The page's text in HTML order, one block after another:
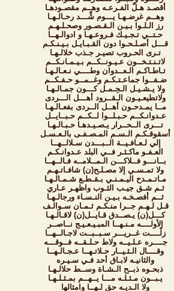
أقصـد هـلّ الفـرعـه وهــم مقصـودهـا
وهــم غرضـهـا يـــوم شِّـــد رحـالـهـا
رز الـلـوا بـيـن الـقـصـور وصحـلـهـم
حـتــي تـجـيـك فـروعـهـا و ادوالـهــا
قـــل أصـلـحـوا دون القـبـايـل بـيـنـكـم
تـرى الحـروب تصيـر جـذب خلالـهـا
لاتـنـتـخــون عـيـونــكــم بـيـمـانـكــم
تـاطـاكـم الـعــدوان وطــــي نـعـالـهـا
ضـفــوا جماعـتـكـم وغــمــو حـفـكــم
ولا يـشـيـل الـحِـمـل كـــون جمـالـهـا
ولاتطيعـيـون الـقــرود أهـــل الـــردى
مــا يمـدحـون أهــل الــردى بفعـالـهـا
عـدوانـكــم حـبـلــوا لــكــم حـبــايــل
تـــرى الــحــرار يـصـيـدهـا حـبـالـهـا
أسقوقـكـم الـسـم المـصـفـى بالـعـسـل
إلي لـعـافـيــة الــبـــدن سـلالــهــا
العـفـو ماكـثـر فــي البلد عـدوانـكـم
بــانـــو فــلاكـــن الـمــلامــه فـالــهــا
ولا تمـسـي إلا مصـلـح(ن) شافـاتـهـم
مـاتـمـدح اليـمـنـي بـقـطـع شـمـالـهـا
ثـم شـق جيـب الثـوب واظهـر عـاري
ثــم أفصـخـه بـيـن النـسـاء ورجالـهـا
قـل لـهـم جــرا منـكـم ثـمـان سـوالـف
كـــل(ن) يـصــدق قـايــل(ن) لاقـالـهـا
الأولــــه مـنـهــا المبـيـعـيـج نــاصــر
زلّــــت غــريـــر سـبــبــت لاجـالــهــا
جــــره عـلـيــه ولاط حـلـقــه فــوقـــه
وقــــال الـثـيــار حـلاتـهــا عـجـالـهــا
والثانيـه لابـاق أحد فـي سـيـره
ذبحـوه ذبــح الـشـاة وســط حلالـهـا
يـبــون مـثـلـه مـــا يــهــم بمـثـلـهـا
ولا الـديـه حق لـهــا وامثالها